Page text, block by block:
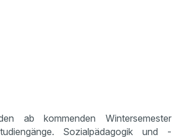
ab kommenden Wintersemester
Sozialpädagogik und -